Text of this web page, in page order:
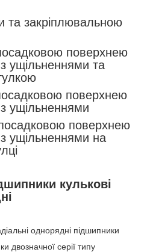
закріплювальною
поверхнею
ущільненнями та
поверхнею
ущільненнями
поверхнею
ущільненнями на
кулькові
однорядні підшипники
серії типу